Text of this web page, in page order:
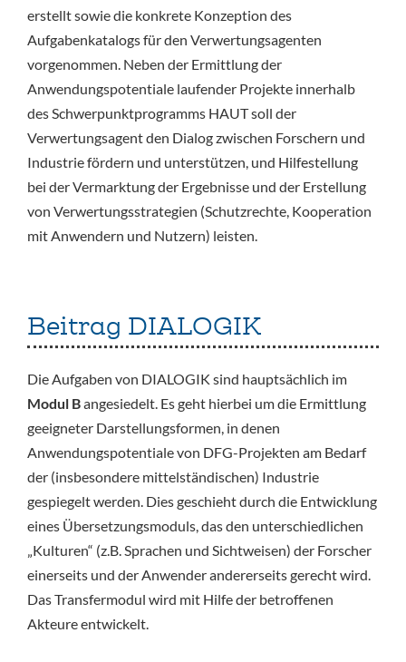
erstellt sowie die konkrete Konzeption des
Aufgabenkatalogs für den Verwertungsagenten
vorgenommen. Neben der Ermittlung der
Anwendungspotentiale laufender Projekte innerhalb
des Schwerpunktprogramms HAUT soll der
Verwertungsagent den Dialog zwischen Forschern und
Industrie fördern und unterstützen, und Hilfestellung
bei der Vermarktung der Ergebnisse und der Erstellung
von Verwertungsstrategien (Schutzrechte, Kooperation
mit Anwendern und Nutzern) leisten.
Beitrag DIALOGIK
Die Aufgaben von DIALOGIK sind hauptsächlich im
Modul Bangesiedelt. Es geht hierbei um die Ermittlung
geeigneter Darstellungsformen, in denen
Anwendungspotentiale von DFG-Projekten am Bedarf
der (insbesondere mittelständischen) Industrie
gespiegelt werden. Dies geschieht durch die Entwicklung
eines Übersetzungsmoduls, das den unterschiedlichen
„Kulturen“ (z.B. Sprachen und Sichtweisen) der Forscher
einerseits und der Anwender andererseits gerecht wird.
Das Transfermodul wird mit Hilfe der betroffenen
Akteure entwickelt.